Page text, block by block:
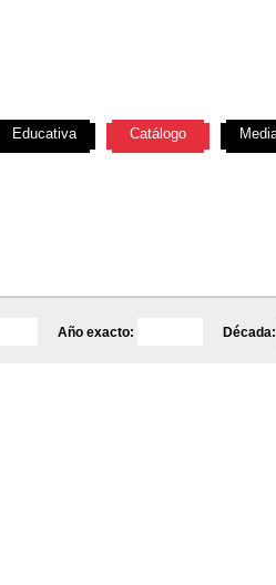
Año exacto: Década:
Educativa Catálogo